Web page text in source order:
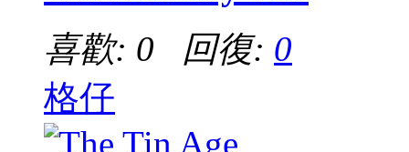
喜歡: 0 回復: 0
格仔